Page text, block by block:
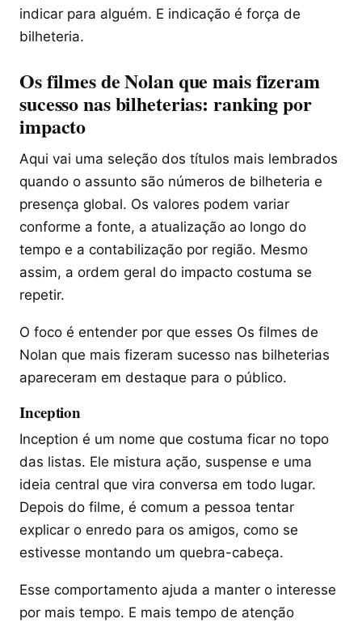
indicar para alguém. E indicação é força de
bilheteria.
Os filmes de Nolan que mais fizeram
sucesso nas bilheterias: ranking por
impacto
Aqui vai uma seleção dos títulos mais lembrados
quando o assunto são números de bilheteria e
presença global. Os valores podem variar
conforme a fonte, a atualização ao longo do
tempo e a contabilização por região. Mesmo
assim, a ordem geral do impacto costuma se
repetir.
O foco é entender por que esses Os filmes de
Nolan que mais fizeram sucesso nas bilheterias
apareceram em destaque para o público.
Inception
Inception é um nome que costuma ficar no topo
das listas. Ele mistura ação, suspense e uma
ideia central que vira conversa em todo lugar.
Depois do filme, é comum a pessoa tentar
explicar o enredo para os amigos, como se
estivesse montando um quebra-cabeça.
Esse comportamento ajuda a manter o interesse
por mais tempo. E mais tempo de atenção